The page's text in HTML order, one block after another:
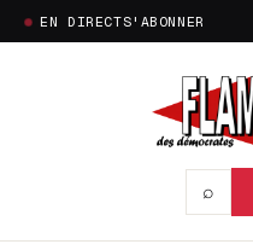
EN DIRECTS'ABONNER
⌕